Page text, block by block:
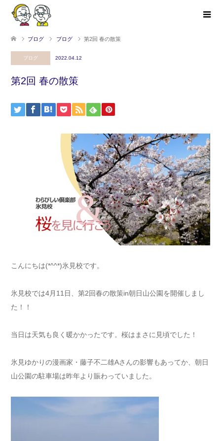
ブログ ブログ 第2回 春の散策
ブログ 2022.04.12
第2回 春の散策
こんにちは(*^^*)氷見校です。
氷見校では4月11日、第2回春の散策in朝日山公園を開催しまし
た！！
当日は天気も良く暖かかったです。桜はまさに見頃でした！
氷見ゆかりの漫画家・藤子不二雄Aさんの影響もあってか、朝日
山公園の駐車場は昨年より賑わっていました。